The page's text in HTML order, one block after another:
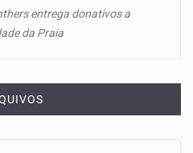
entrega donativos a
da Praia